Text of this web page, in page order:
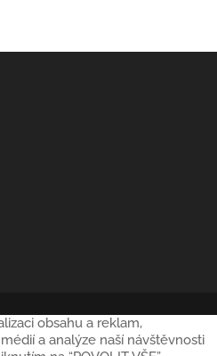
obsahu a reklam,
a analýze naší návštěvnosti